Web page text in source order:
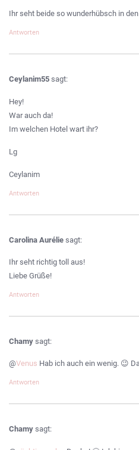
Ihr seht beide so wunderhübsch in
Antworten
Ceylanim55 sagt:
Hey!
War auch da!
Im welchen Hotel wart ihr?
Lg
Ceylanim
Antworten
Carolina Aurélie sagt:
Ihr seht richtig toll aus!
Liebe Grüße!
Antworten
Chamy sagt:
@Venus Hab ich auch ein wenig. 😉
Antworten
Chamy sagt: